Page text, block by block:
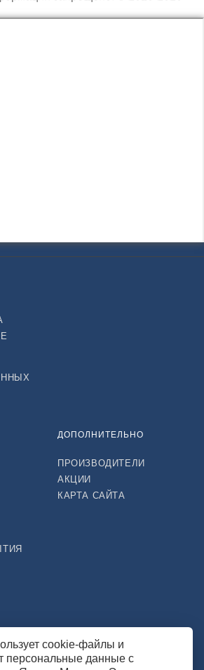
cookie-файлы и
персональные данные с
ДОПОЛНИТЕЛЬНО
ПРОИЗВОДИТЕЛИ
АКЦИИ
КАРТА САЙТА